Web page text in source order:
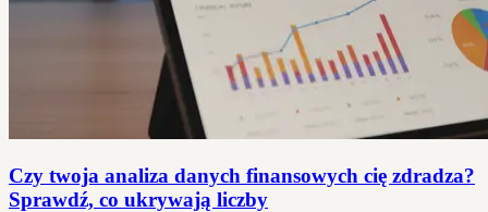
Czy twoja analiza danych finansowych cię zdradza?
Sprawdź, co ukrywają liczby